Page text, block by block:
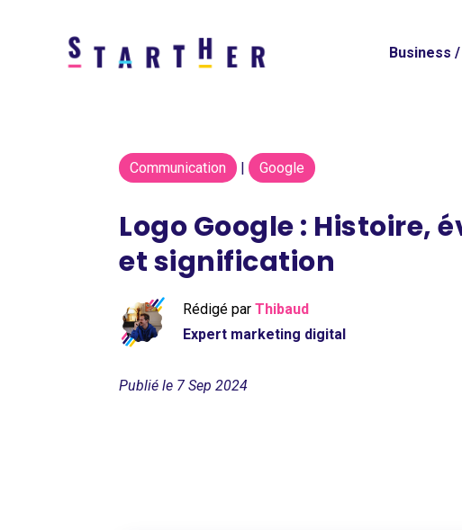
Business
Communication | Google
Logo Google : Histoire,
et signification
Rédigé parThibaud
Expert marketing digital
Publié le 7 Sep 2024